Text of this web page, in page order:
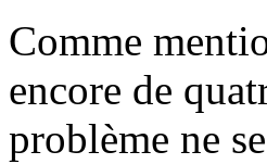
Comme
encore de
problème ne